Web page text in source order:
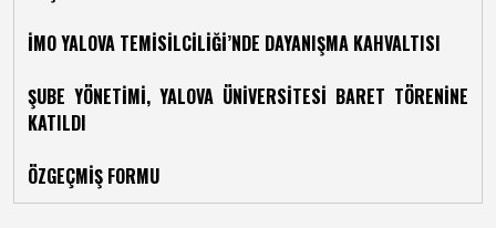
İMO YALOVA TEMİSİLCİLİĞİ’NDE DAYANIŞMA KAHVALTISI
ŞUBE YÖNETİMİ, YALOVA ÜNİVERSİTESİ BARET TÖRENİNE
KATILDI
ÖZGEÇMİŞ FORMU